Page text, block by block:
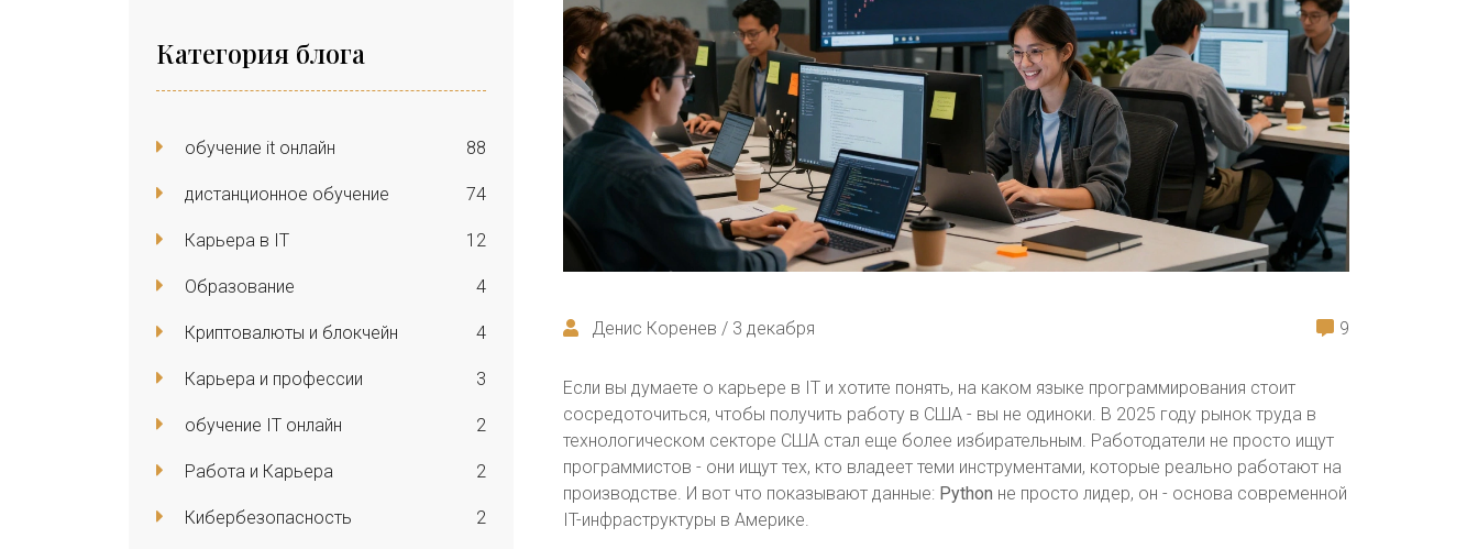
Категория блога
обучение it онлайн 88
дистанционное обучение 74
Карьера в IT 12
Образование 4
Криптовалюты и блокчейн 4
Карьера и профессии 3
обучение IT онлайн 2
Работа и Карьера 2
Кибербезопасность 2
Денис Коренев / 3 декабря 9
Если вы думаете о карьере в IT и хотите понять, на каком языке программирования стоит
сосредоточиться, чтобы получить работу в США - вы не одиноки. В 2025 году рынок труда в
технологическом секторе США стал еще более избирательным. Работодатели не просто ищут
программистов - они ищут тех, кто владеет теми инструментами, которые реально работают на
производстве. И вот что показывают данные: Python не просто лидер, он - основа современной
IT-инфраструктуры в Америке.